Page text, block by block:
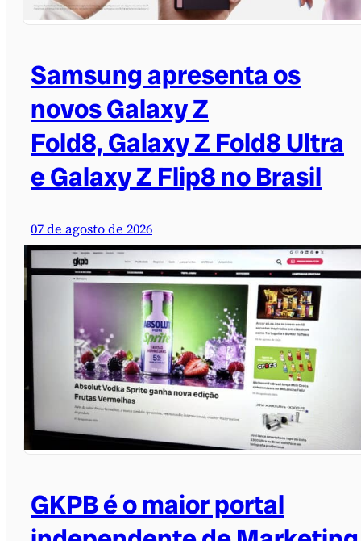
Samsung apresenta os
novos Galaxy Z
Fold8, Galaxy Z Fold8 Ultra
e Galaxy Z Flip8 no Brasil
07 de agosto de 2026
GKPB é o maior portal